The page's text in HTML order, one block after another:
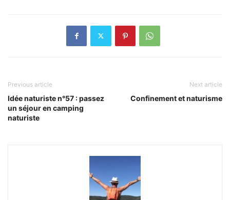
Previous article
Idée naturiste n°57 : passez
un séjour en camping
naturiste
Next article
Confinement et naturisme